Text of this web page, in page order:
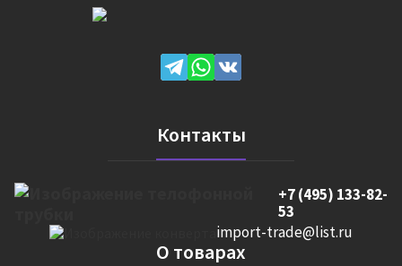
Контакты
+7 (495) 133-82-
53
import-trade@list.ru
О товарах